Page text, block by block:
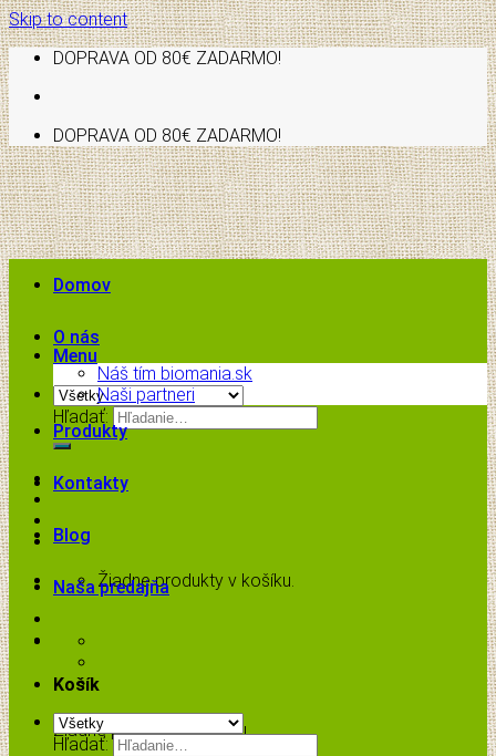
Skip to content
DOPRAVA OD 80€ ZADARMO!
DOPRAVA OD 80€ ZADARMO!
Menu
Hľadať:
Žiadne produkty v košíku.
Košík
Žiadne produkty v košíku.
Domov
O nás
Náš tím biomania.sk
Naši partneri
Produkty
Kontakty
Blog
Naša predajňa
Hľadať: